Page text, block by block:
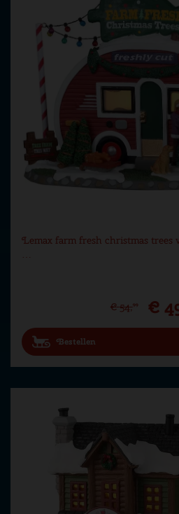
Lemax farm fresh christmas
…
€ 54,99 €
Bestellen